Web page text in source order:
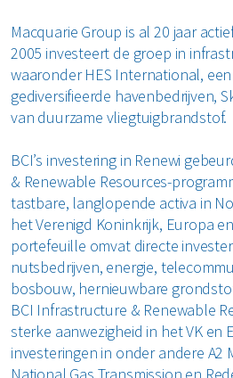
Macquarie Group is al 20 jaar
2005 investeert de groep in
waaronder HES International,
gediversifieerde havenbedrijven,
van duurzame vliegtuigbrandstof.
BCI’s investering in Renewi
& Renewable Resources-
tastbare, langlopende activa in
het Verenigd Koninkrijk, Europa en
portefeuille omvat directe
nutsbedrijven, energie,
bosbouw, hernieuwbare
BCI Infrastructure & Renewable
sterke aanwezigheid in het VK en
investeringen in onder andere A2
National Gas Transmission en